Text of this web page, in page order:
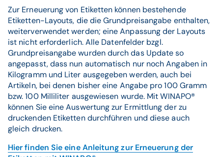
Zur Erneuerung von Etiketten können bestehende
Etiketten-Layouts, die die Grundpreisangabe enthalten,
weiterverwendet werden; eine Anpassung der Layouts
ist nicht erforderlich. Alle Datenfelder bzgl.
Grundpreisangabe wurden durch das Update so
angepasst, dass nun automatisch nur noch Angaben in
Kilogramm und Liter ausgegeben werden, auch bei
Artikeln, bei denen bisher eine Angabe pro 100 Gramm
bzw. 100 Milliliter ausgewiesen wurde. Mit WINAPO®
können Sie eine Auswertung zur Ermittlung der zu
druckenden Etiketten durchführen und diese auch
gleich drucken.
Hier finden Sie eine Anleitung zur Erneuerung der